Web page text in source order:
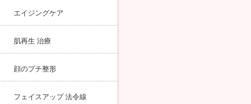
エイジングケア
肌再生 治療
顔のプチ整形
フェイスアップ 法令線